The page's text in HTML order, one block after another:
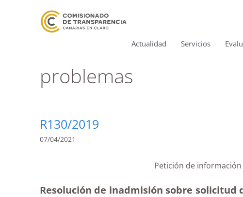
Actualidad Servicios
problemas
R130/2019
07/04/2021
Petición de
Resolución de inadmisión sobre